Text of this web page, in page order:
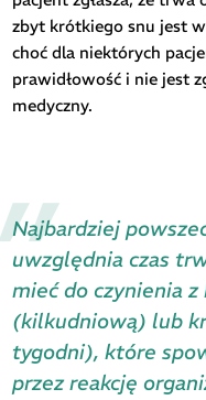
zbyt krótkiego snu jest
choć dla niektórych
prawidłowość i nie jest
medyczny.
Najbardziej
uwzględnia czas
mieć do czynienia z
(kilkudniową) lub
tygodni), które
przez reakcję